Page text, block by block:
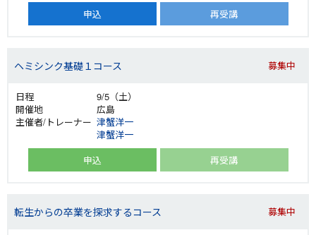
申込
再受講
ヘミシンク基礎１コース 募集中
9/5（土）
広島
津蟹洋一
津蟹洋一
申込
再受講
転生からの卒業を探求するコース 募集中